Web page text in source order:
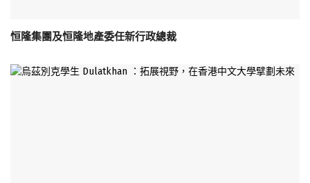
恒隆集團及恒隆地產委任新行政總裁